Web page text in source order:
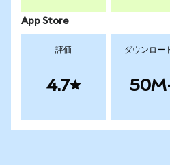
App Store
評価
4.7
ダウンロー